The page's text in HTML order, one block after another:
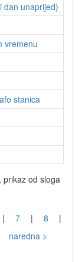
dan unaprijed)
vremenu
stanica
prikaz od sloga
| 7 | 8
|
naredna >